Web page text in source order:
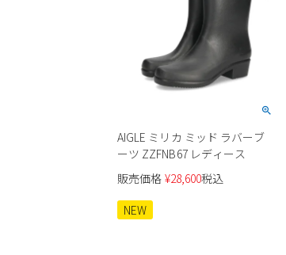
AIGLE ミリカ ミッド ラバーブ
ーツ ZZFNB67 レディース
販売価格 ¥28,600税込
NEW